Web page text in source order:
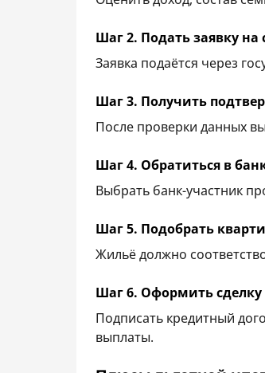
Шаг 2. Подать заявку на
Заявка подаётся через
Шаг 3. Получить
После проверки данных
Шаг 4. Обратиться в
Выбрать банк-участник
Шаг 5. Подобрать
Жильё должно
Шаг 6. Оформить сделку
Подписать кредитный
выплаты.